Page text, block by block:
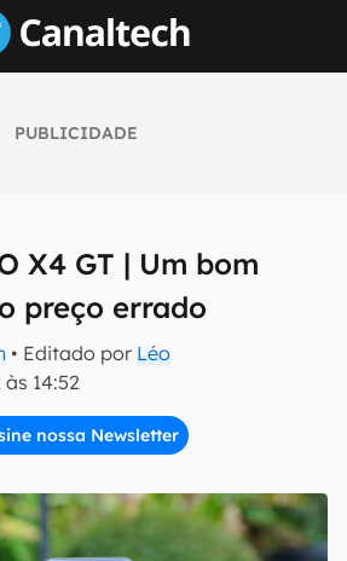
PUBLICIDADE
X4 GT | Um bom
preço errado
• Editado por Léo
14:52
nossa Newsletter
sobre tecnologia em primeira
Privacidade do Canaltech.